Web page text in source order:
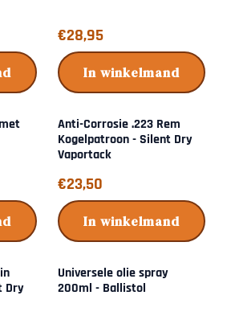
Prijs: 28,95
€28,95
In winkelmand
Anti-Corrosie .223 Rem
Kogelpatroon - Silent Dry
Vaportack
Prijs: 23,50
€23,50
In winkelmand
Dry
Universele olie spray
200ml - Ballistol